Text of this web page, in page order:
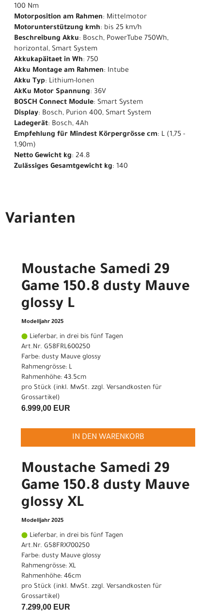
100 Nm
Motorposition am Rahmen: Mittelmotor
Motorunterstützung kmh: bis 25 km/h
Beschreibung Akku: Bosch, PowerTube 750Wh,
horizontal, Smart System
Akkukapäitaet in Wh: 750
Akku Montage am Rahmen: Intube
Akku Typ: Lithium-Ionen
AkKu Motor Spannung: 36V
BOSCH Connect Module: Smart System
Display: Bosch, Purion 400, Smart System
Ladegerät: Bosch, 4Ah
Empfehlung für Mindest Körpergrösse cm: L (1,75 -
1,90m)
Netto Gewicht kg: 24.8
Zulässiges Gesamtgewicht kg: 140
Varianten
Moustache Samedi 29
Game 150.8 dusty Mauve
glossy L
Modelljahr 2025
Lieferbar, in drei bis fünf Tagen
Art.Nr. G58FRL600250
Farbe: dusty Mauve glossy
Rahmengrösse: L
Rahmenhöhe: 43.5cm
pro Stück (inkl. MwSt. zzgl. Versandkosten für
Grossartikel)
6.999,00 EUR
IN DEN WARENKORB
Moustache Samedi 29
Game 150.8 dusty Mauve
glossy XL
Modelljahr 2025
Lieferbar, in drei bis fünf Tagen
Art.Nr. G58FRX700250
Farbe: dusty Mauve glossy
Rahmengrösse: XL
Rahmenhöhe: 46cm
pro Stück (inkl. MwSt. zzgl. Versandkosten für
Grossartikel)
7.299,00 EUR